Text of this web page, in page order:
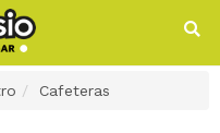
Cafeteras